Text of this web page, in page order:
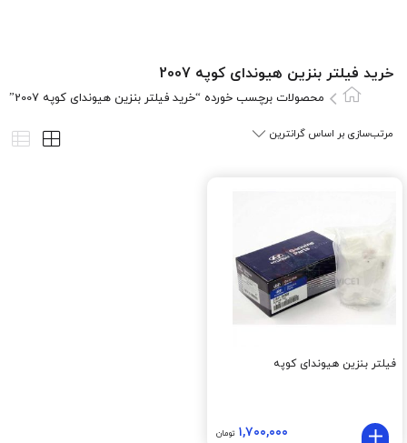
خرید فیلتر بنزین هیوندای کوپه 2007
محصولات برچسب خورده “خرید فیلتر بنزین هیوندای کوپه 2007”
فیلتر بنزین هیوندای کوپه
۱,۷۰۰,۰۰۰ تومان